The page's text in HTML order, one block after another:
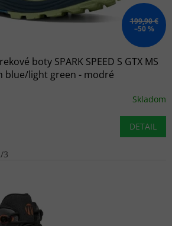
199,90 €
–50 %
boty SPARK SPEED S GTX MS
blue/light green - modré
Skladom
DETAIL
3